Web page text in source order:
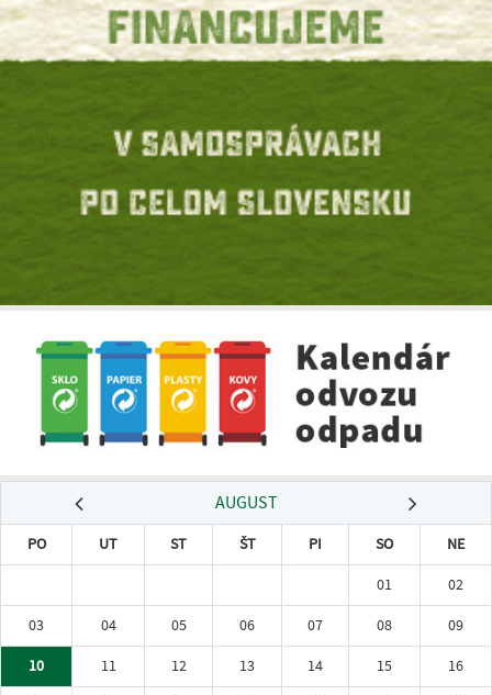
AUGUST
PO UT ST ŠT PI SO
NE
01
02
03
04 05 06 07 08
09
10
11 12 13 14 15
16